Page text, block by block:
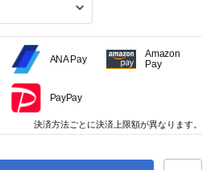
ANA Pay
Amazon
Pay
PayPay
決済方法ごとに決済上限額が異なります。